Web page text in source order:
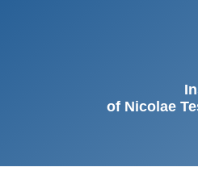
of Nicolae